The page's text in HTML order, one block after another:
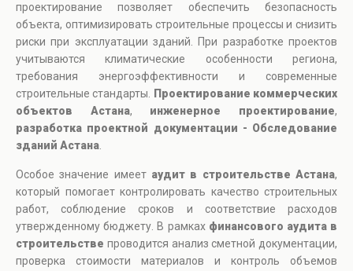
проектирование позволяет обеспечить безопасность
объекта, оптимизировать строительные процессы и снизить
риски при эксплуатации зданий. При разработке проектов
учитываются климатические особенности региона,
требования энергоэффективности и современные
строительные стандарты.
Проектирование коммерческих
объектов Астана, инженерное проектирование,
разработка проектной документации - Обследование
зданий Астана
Особое значение имеет аудит в строительстве Астана,
который помогает контролировать качество строительных
работ, соблюдение сроков и соответствие расходов
утвержденному бюджету. В рамках финансового аудита в
строительстве проводится анализ сметной документации,
проверка стоимости материалов и контроль объемов